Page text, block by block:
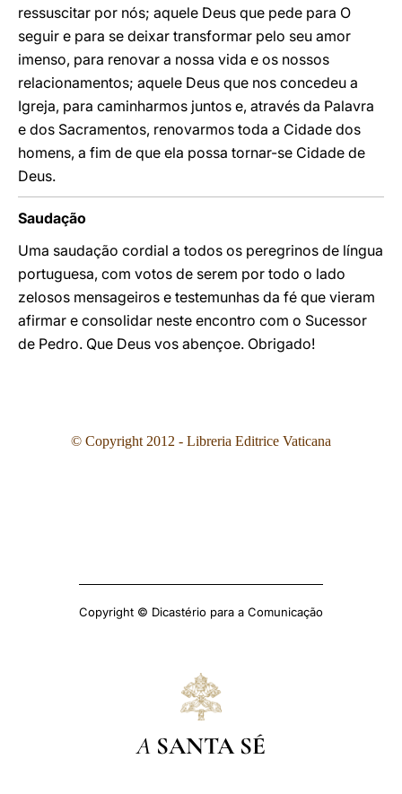
ressuscitar por nós; aquele Deus que pede para O
seguir e para se deixar transformar pelo seu amor
imenso, para renovar a nossa vida e os nossos
relacionamentos; aquele Deus que nos concedeu a
Igreja, para caminharmos juntos e, através da Palavra
e dos Sacramentos, renovarmos toda a Cidade dos
homens, a fim de que ela possa tornar-se Cidade de
Deus.
Saudação
Uma saudação cordial a todos os peregrinos de língua
portuguesa, com votos de serem por todo o lado
zelosos mensageiros e testemunhas da fé que vieram
afirmar e consolidar neste encontro com o Sucessor
de Pedro. Que Deus vos abençoe. Obrigado!
© Copyright 2012 - Libreria Editrice Vaticana
Copyright © Dicastério para a Comunicação
A SANTA SÉ